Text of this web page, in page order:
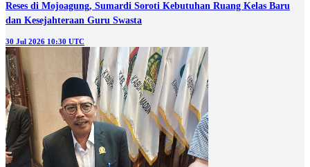
Reses di Mojoagung, Sumardi Soroti Kebutuhan Ruang Kelas Baru
dan Kesejahteraan Guru Swasta
30 Jul 2026 10:30 UTC